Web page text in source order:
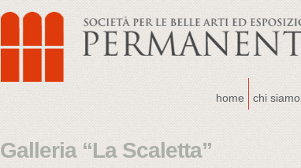
home chi siamo
Galleria “La Scaletta”